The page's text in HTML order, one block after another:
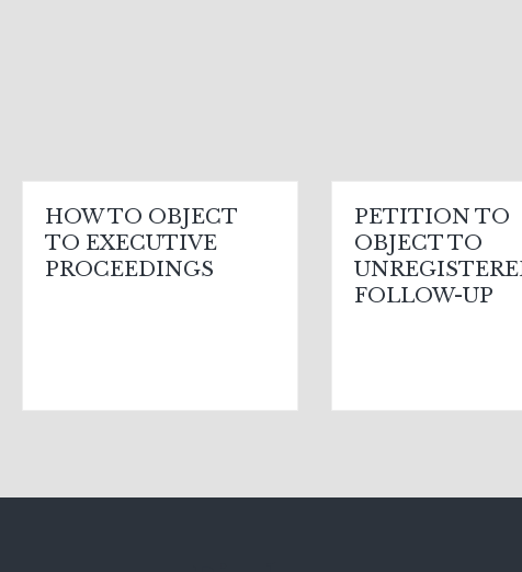
HOW TO OBJECT
TO EXECUTIVE
PROCEEDINGS
PETITION TO
OBJECT TO
FOLLOW-UP